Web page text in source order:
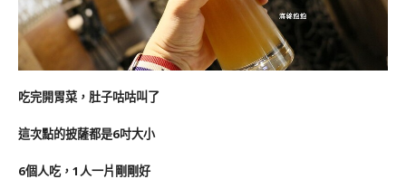
吃完開胃菜，肚子咕咕叫了
這次點的披薩都是6吋大小
6個人吃，1人一片剛剛好